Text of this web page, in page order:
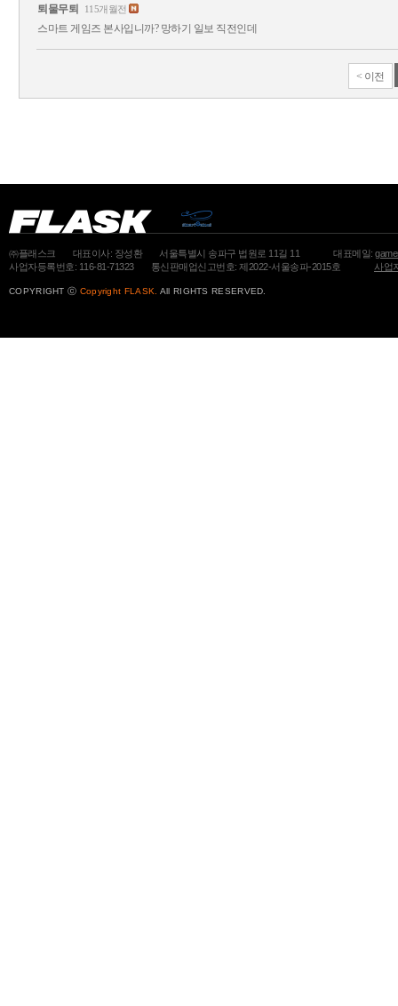
퇴물무퇴 115개월전
스마트 게임즈 본사입니까? 망하기 일보 직전인데
< 이전
㈜플래스크 대표이사: 장성환 서울특별시 송파구 법원로 11길 11 대표메일:
사업자등록번호: 116-81-71323
통신판매업신고번호: 제2022-서울송파-2015호 사업
COPYRIGHT ⓒ Copyright FLASK. All RIGHTS RESERVED.